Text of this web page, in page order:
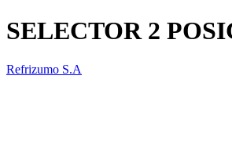
SELECTOR 2
Refrizumo S.A